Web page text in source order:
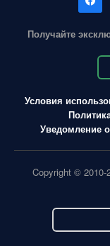
Получайте
Условия
Уведомление
Copyright © 2010-